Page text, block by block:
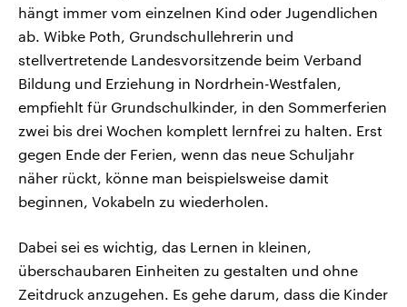
hängt immer vom einzelnen Kind oder Jugendlichen
ab. Wibke Poth, Grundschullehrerin und
stellvertretende Landesvorsitzende beim Verband
Bildung und Erziehung in Nordrhein-Westfalen,
empfiehlt für Grundschulkinder, in den Sommerferien
zwei bis drei Wochen komplett lernfrei zu halten. Erst
gegen Ende der Ferien, wenn das neue Schuljahr
näher rückt, könne man beispielsweise damit
beginnen, Vokabeln zu wiederholen.
Dabei sei es wichtig, das Lernen in kleinen,
überschaubaren Einheiten zu gestalten und ohne
Zeitdruck anzugehen. Es gehe darum, dass die Kinder